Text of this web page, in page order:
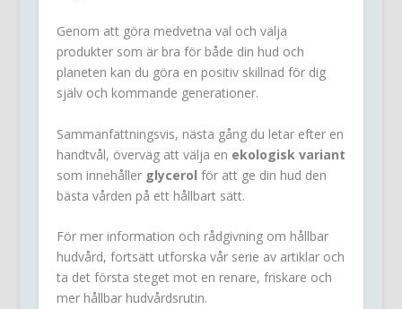
Genom att göra medvetna val och välja
produkter som är bra för både din hud och
planeten kan du göra en positiv skillnad för dig
själv och kommande generationer.
Sammanfattningsvis, nästa gång du letar efter en
handtvål, överväg att välja en ekologisk variant
som innehåller glycerol för att ge din hud den
bästa vården på ett hållbart sätt.
För mer information och rådgivning om hållbar
hudvård, fortsätt utforska vår serie av artiklar och
ta det första steget mot en renare, friskare och
mer hållbar hudvårdsrutin.